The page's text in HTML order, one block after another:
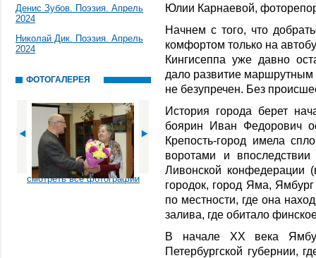
Денис Зубов. Поэзия. Апрель
2024
Николай Дик. Поэзия. Апрель
2024
ФОТОГАЛЕРЕЯ
смотреть все фотографии
Юлии Карнаевой,
Начнем с того, что
комфортом только на
Кингисеппа уже давно
дало развитие маршрутным
не безупречен. Без
История города берет
боярин Иван Федорович
Крепость-город имела
воротами и
Ливонской конфедерации
городок, город Яма,
по местности, где она
залива, где обитало
В начале ХХ века
Петербургской губернии,